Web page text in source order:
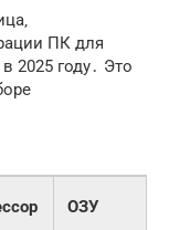
ПК для
2025 году․ Это
ОЗУ